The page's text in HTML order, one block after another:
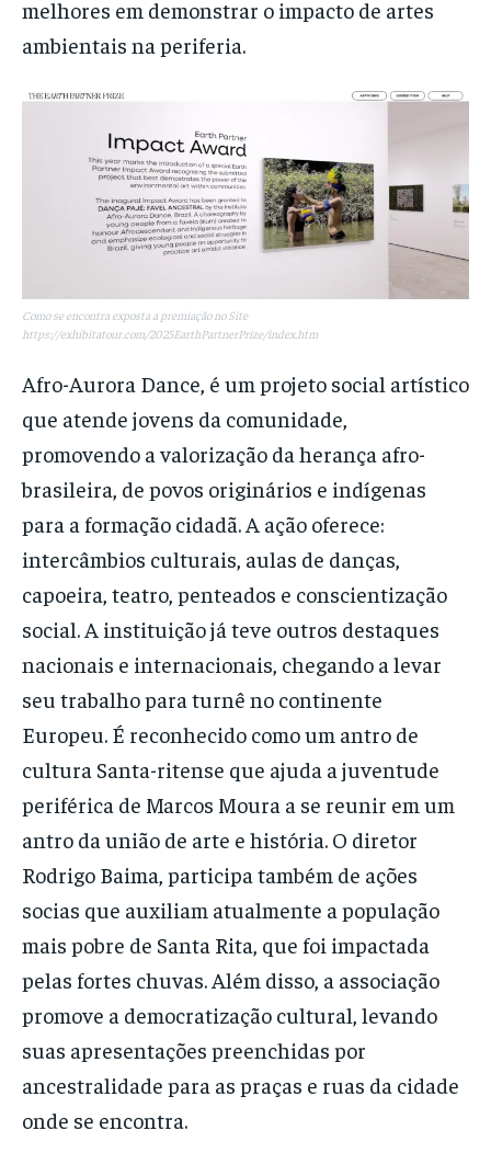
melhores em demonstrar o impacto de artes
ambientais na periferia.
Como se encontra exposta a premiação no Site
https://exhibitatour.com/2025EarthPartnerPrize/index.htm
Afro-Aurora Dance, é um projeto social artístico
que atende jovens da comunidade,
promovendo a valorização da herança afro-
brasileira, de povos originários e indígenas
para a formação cidadã. A ação oferece:
intercâmbios culturais, aulas de danças,
capoeira, teatro, penteados e conscientização
social. A instituição já teve outros destaques
nacionais e internacionais, chegando a levar
seu trabalho para turnê no continente
Europeu. É reconhecido como um antro de
cultura Santa-ritense que ajuda a juventude
periférica de Marcos Moura a se reunir em um
antro da união de arte e história. O diretor
Rodrigo Baima, participa também de ações
socias que auxiliam atualmente a população
mais pobre de Santa Rita, que foi impactada
pelas fortes chuvas. Além disso, a associação
promove a democratização cultural, levando
suas apresentações preenchidas por
ancestralidade para as praças e ruas da cidade
onde se encontra.